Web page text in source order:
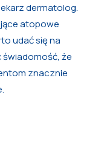
dermatolog.
atopowe
udać się na
że
znacznie